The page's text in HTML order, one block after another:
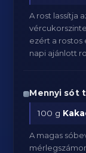
A rost lassítja
ezért a rostos
napi ajánlott
Mennyi sót
100 g
A magas